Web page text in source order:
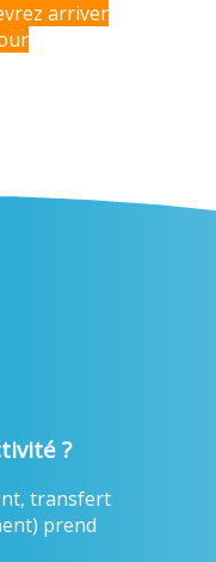
arriver
?
transfert
prend